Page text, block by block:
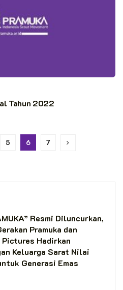
Tahun 2022
5 6 7
Resmi Diluncurkan,
Pramuka dan
Pictures Hadirkan
Keluarga Sarat Nilai
Generasi Emas